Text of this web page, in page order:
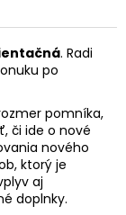
. Radi
po
pomníka,
či ide o nové
nového
ktorý je
aj
doplnky.